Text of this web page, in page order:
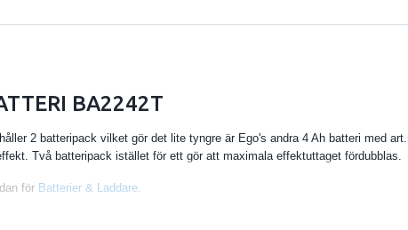
BA2242T
2 batteripack vilket gör det lite tyngre är Ego's andra 4 Ah batteri med
Två batteripack istället för ett gör att maximala effektuttaget fördubblas.
för Batterier & Laddare.
istället för i maskinen finns en ryggsele (Art.nr BHX1000-K0002) som ger